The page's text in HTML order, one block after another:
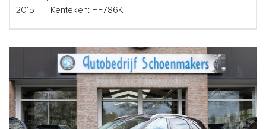
2015
- Kenteken: HF786K